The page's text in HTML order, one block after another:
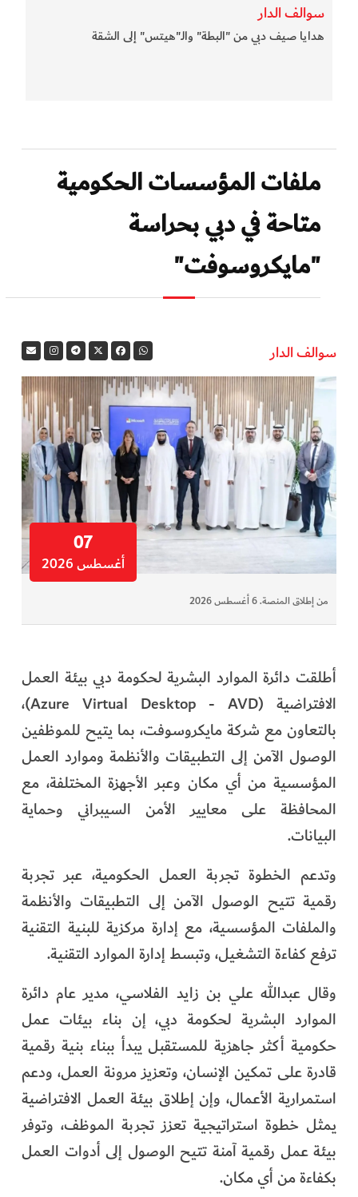
سوالف الدار
هدايا صيف دبي من "البطة" والـ"هيتس" إلى الشقة
ملفات المؤسسات الحكومية
متاحة في دبي بحراسة
"مايكروسوفت"
سوالف الدار
07
أغسطس 2026
من إطلاق المنصة. 6 أغسطس 2026
أطلقت دائرة الموارد البشرية لحكومة دبي بيئة العمل
الافتراضية (Azure Virtual Desktop - AVD)،
بالتعاون مع شركة مايكروسوفت، بما يتيح للموظفين
الوصول الآمن إلى التطبيقات والأنظمة وموارد العمل
المؤسسية من أي مكان وعبر الأجهزة المختلفة، مع
المحافظة على معايير الأمن السيبراني وحماية
البيانات.
وتدعم الخطوة تجربة العمل الحكومية، عبر تجربة
رقمية تتيح الوصول الآمن إلى التطبيقات والأنظمة
والملفات المؤسسية، مع إدارة مركزية للبنية التقنية
ترفع كفاءة التشغيل، وتبسط إدارة الموارد التقنية.
وقال عبدالله علي بن زايد الفلاسي، مدير عام دائرة
الموارد البشرية لحكومة دبي، إن بناء بيئات عمل
حكومية أكثر جاهزية للمستقبل يبدأ ببناء بنية رقمية
قادرة على تمكين الإنسان، وتعزيز مرونة العمل، ودعم
استمرارية الأعمال، وإن إطلاق بيئة العمل الافتراضية
يمثل خطوة استراتيجية تعزز تجربة الموظف، وتوفر
بيئة عمل رقمية آمنة تتيح الوصول إلى أدوات العمل
بكفاءة من أي مكان.